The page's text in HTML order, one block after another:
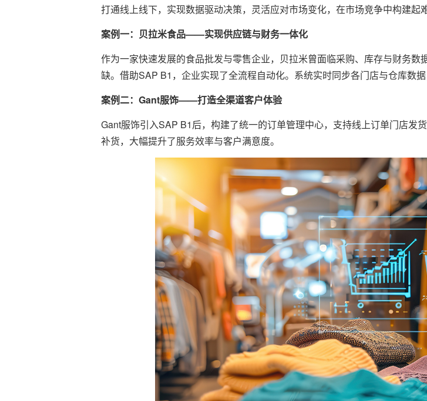
打通线上线下，实现数据驱动决策，灵活应对市场变化，在市场竞争中构建起
案例一：贝拉米食品——实现供应链与财务一体化
作为一家快速发展的食品批发与零售企业，贝拉米曾面临采购、库存与财务
缺。借助SAP B1，企业实现了全流程自动化。系统实时同步各门店与仓库数
案例二：Gant服饰——打造全渠道客户体验
Gant服饰引入SAP B1后，构建了统一的订单管理中心，支持线上订单门店发
补货，大幅提升了服务效率与客户满意度。